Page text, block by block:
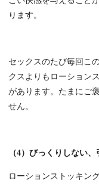
ります。
セックスのたび毎回こ
クスよりもローション
があります。たまにご
せん。
（4）びっくりしない
ローションストッキン